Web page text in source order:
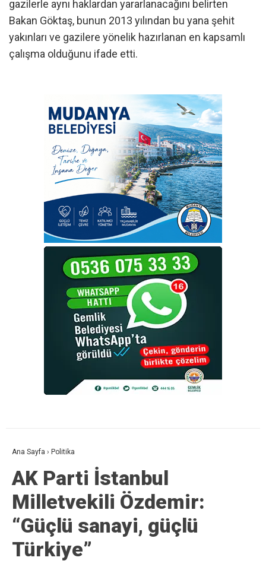
gazilerle aynı haklardan yararlanacağını belirten
Bakan Göktaş, bunun 2013 yılından bu yana şehit
yakınları ve gazilere yönelik hazırlanan en kapsamlı
çalışma olduğunu ifade etti.
Ana Sayfa › Politika
AK Parti İstanbul
Milletvekili Özdemir:
“Güçlü sanayi, güçlü
Türkiye”